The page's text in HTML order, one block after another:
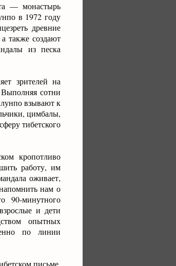
— монастырь
в 1972 году
древние
также создают
из песка
зрителей на
сотни
взывают к
цимбалы,
тибетского
кропотливо
работу, им
оживает,
нам о
90-минутного
и дети
опытных
по линии
письме,